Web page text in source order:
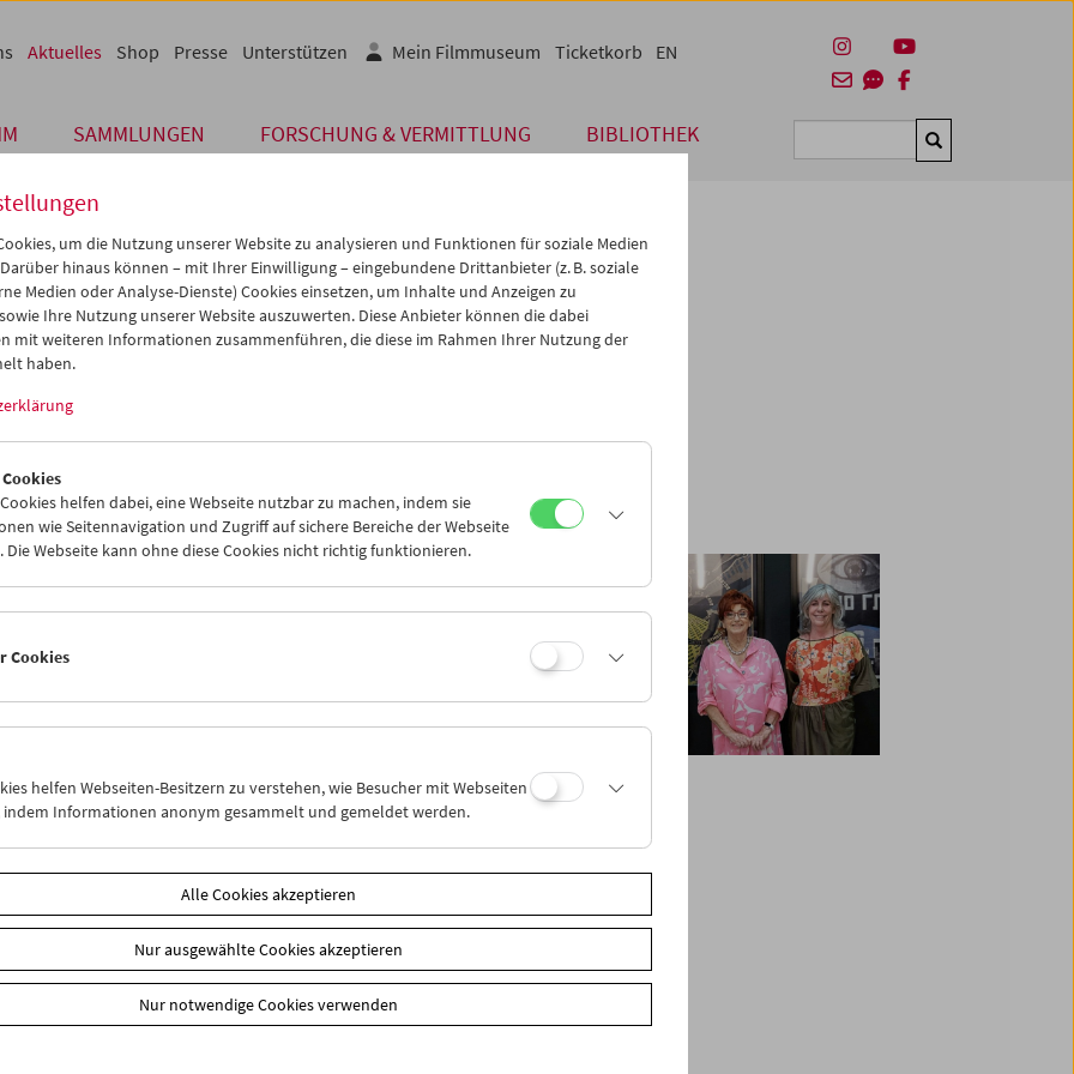
SAMMLUNGEN FORSCHUNG & VERMITTLUNG BIBLIOTHEK Suchen
Aktuelles Shop Presse Unterstützen Mein Filmmuseum Ticketkorb EN
Gäste
EXPORT
uns sehr, dass VALIE EXPORT ihr filmisches Gesamtwerk dem
Filmmuseum im Wege einer Schenkung übergibt. Damit wird das
Werk einer der weltweit einflussreichsten Künstlerinnen nun auf Dauer
und für zukünftige Generationen erhalten bleiben.
zur Übersicht
um die Nutzung unserer Website zu analysieren und Funktionen für soziale Medien
hinaus können – mit Ihrer Einwilligung – eingebundene Drittanbieter (z. B. soziale
Medien oder Analyse-Dienste) Cookies einsetzen, um Inhalte und Anzeigen zu
Ihre Nutzung unserer Website auszuwerten. Diese Anbieter können die dabei
mit weiteren Informationen zusammenführen, die diese im Rahmen Ihrer Nutzung der
haben.
helfen dabei, eine Webseite nutzbar zu machen, indem sie
wie Seitennavigation und Zugriff auf sichere Bereiche der Webseite
Die Webseite kann ohne diese Cookies nicht richtig funktionieren.
Cookies
helfen Webseiten-Besitzern zu verstehen, wie Besucher mit Webseiten
indem Informationen anonym gesammelt und gemeldet werden.
Alle Cookies akzeptieren
Nur ausgewählte Cookies akzeptieren
Nur notwendige Cookies verwenden